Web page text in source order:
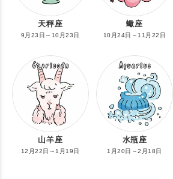
天秤座
9月23日～10月23日
蠍座
10月24日～11月22日
山羊座
12月22日～1月19日
水瓶座
1月20日～2月18日